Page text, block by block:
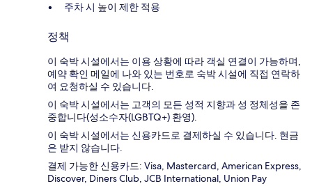
주차 시 높이 제한 적용
정책
이 숙박 시설에서는 이용 상황에 따라 객실 연결이 가능하며,
예약 확인 메일에 나와 있는 번호로 숙박 시설에 직접 연락하
여 요청하실 수 있습니다.
이 숙박 시설에서는 고객의 모든 성적 지향과 성 정체성을 존
중합니다(성소수자(LGBTQ+) 환영).
이 숙박 시설에서는 신용카드로 결제하실 수 있습니다. 현금
은 받지 않습니다.
결제 가능한 신용카드: Visa, Mastercard, American Express,
Discover, Diners Club, JCB International, Union Pay